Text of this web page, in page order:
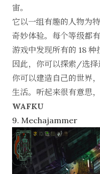
宙。
它以一组有趣的人物为
奇妙体验。每个等级都
游戏中发现所有的 18 种
因此，你可以探索/选择
你可以建造自己的世界
生活。听起来很有意思，
WAFKU
9. Mechajammer